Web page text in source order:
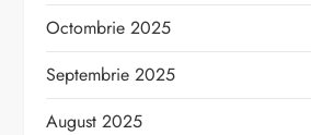
Octombrie 2025
Septembrie 2025
August 2025